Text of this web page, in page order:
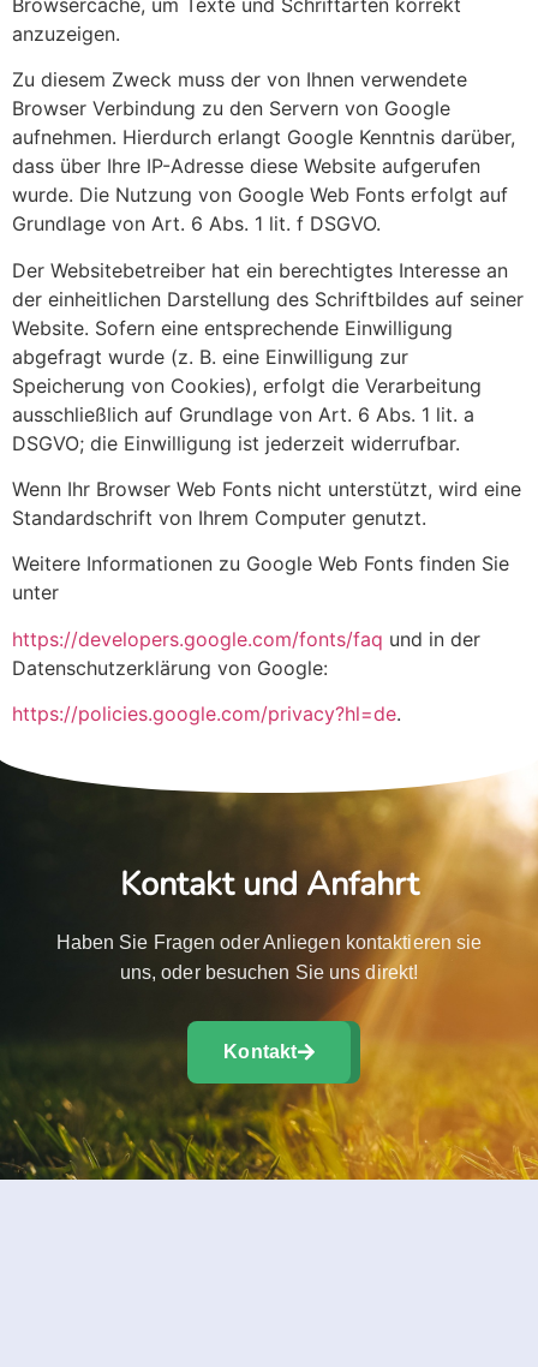
anzuzeigen.
Zu diesem Zweck muss der von Ihnen verwendete
Browser Verbindung zu den Servern von Google
aufnehmen. Hierdurch erlangt Google Kenntnis darüber,
dass über Ihre IP-Adresse diese Website aufgerufen
wurde. Die Nutzung von Google Web Fonts erfolgt auf
Grundlage von Art. 6 Abs. 1 lit. f DSGVO.
Der Websitebetreiber hat ein berechtigtes Interesse an
der einheitlichen Darstellung des Schriftbildes auf seiner
Website. Sofern eine entsprechende Einwilligung
abgefragt wurde (z. B. eine Einwilligung zur
Speicherung von Cookies), erfolgt die Verarbeitung
ausschließlich auf Grundlage von Art. 6 Abs. 1 lit. a
DSGVO; die Einwilligung ist jederzeit widerrufbar.
Wenn Ihr Browser Web Fonts nicht unterstützt, wird eine
Standardschrift von Ihrem Computer genutzt.
Weitere Informationen zu Google Web Fonts finden Sie
unter
https://developers.google.com/fonts/faq und in der
Datenschutzerklärung von Google:
https://policies.google.com/privacy?hl=de.
Kontakt und Anfahrt
Haben Sie Fragen oder Anliegen kontaktieren sie
uns, oder besuchen Sie uns direkt!
Kontakt